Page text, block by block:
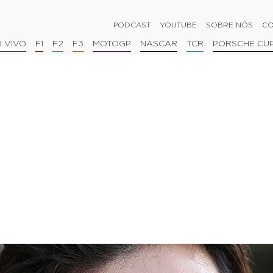
PODCAST YOUTUBE SOBRE NÓS
VIVO F1 F2 F3 MOTOGP NASCAR TCR PORSCHE